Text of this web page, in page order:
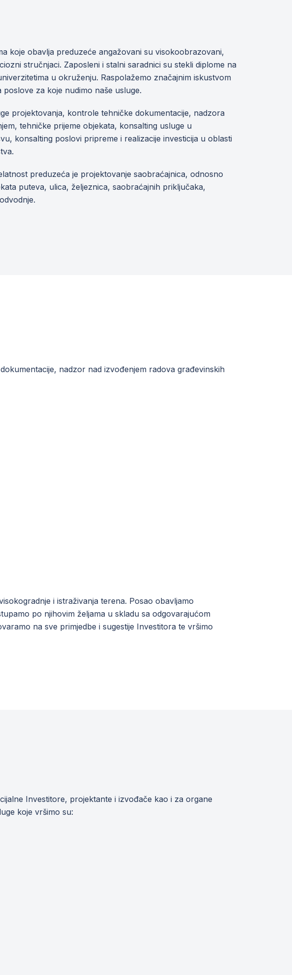
koje obavlja preduzeće angažovani su visokoobrazovani,
stručnjaci. Zaposleni i stalni saradnici su stekli diplome na
u okruženju. Raspolažemo značajnim iskustvom
poslove za koje nudimo naše usluge.
projektovanja, kontrole tehničke dokumentacije, nadzora
tehničke prijeme objekata, konsalting usluge u
konsalting poslovi pripreme i realizacije investicija u oblasti
preduzeća je projektovanje saobraćajnica, odnosno
puteva, ulica, željeznica, saobraćajnih priključaka,
nadzor nad izvođenjem radova građevinskih
i istraživanja terena. Posao obavljamo
po njihovim željama u skladu sa odgovarajućom
na sve primjedbe i sugestije Investitora te vršimo
Investitore, projektante i izvođače kao i za organe
koje vršimo su: